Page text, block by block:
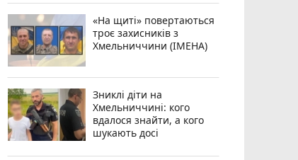
«На щиті» повертаються
троє захисників з
Хмельниччини (ІМЕНА)
Зниклі діти на
Хмельниччині: кого
вдалося знайти, а кого
шукають досі